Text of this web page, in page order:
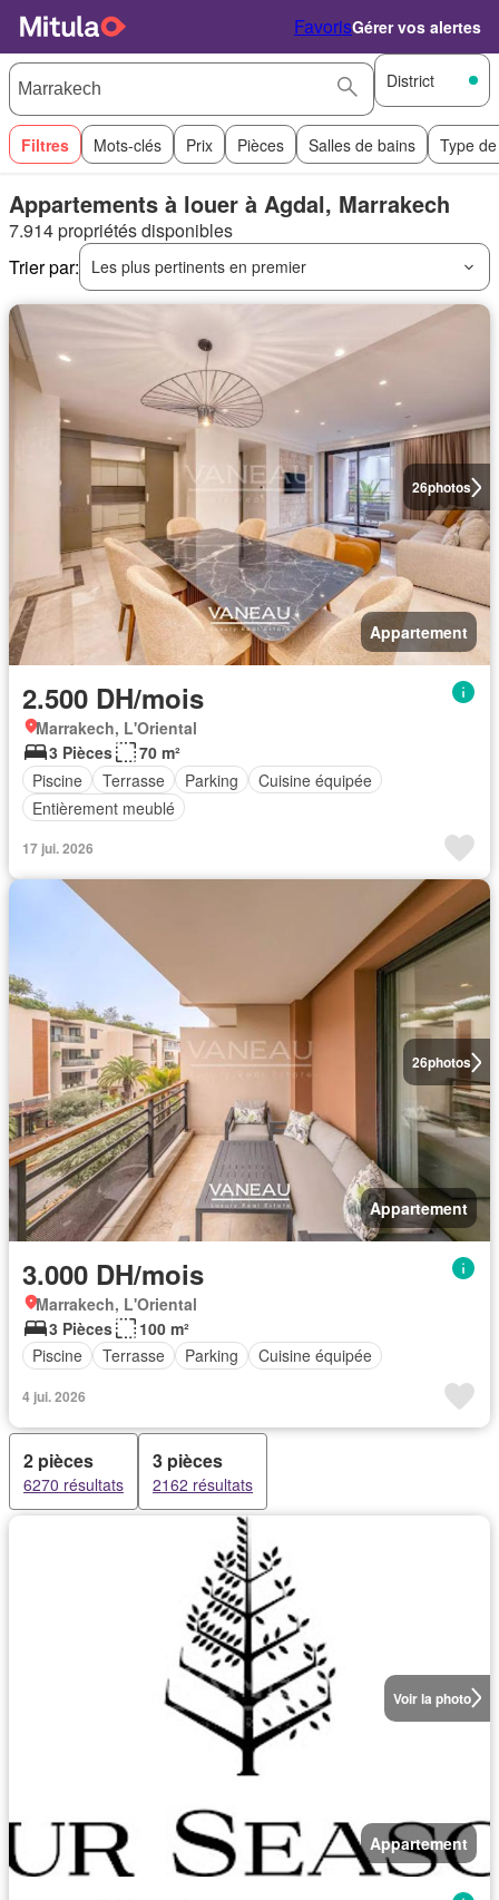
FavorisGérer vos alertes
District
Filtres Mots-clés Prix Pièces Salles de bains Type
Appartements à louer à Agdal, Marrakech
7.914 propriétés disponibles
Trier par:
Les plus pertinents en premier
26photos
Appartement
2.500 DH/mois
Marrakech, L'Oriental
3 Pièces
70 m²
Piscine
Terrasse Parking
Cuisine équipée
Entièrement meublé
17 jui. 2026
26photos
Appartement
3.000 DH/mois
Marrakech, L'Oriental
3 Pièces
100 m²
Piscine
Terrasse Parking Cuisine équipée
4 jui. 2026
2 pièces
6270 résultats
3 pièces
2162 résultats
Voir la photo
Appartement